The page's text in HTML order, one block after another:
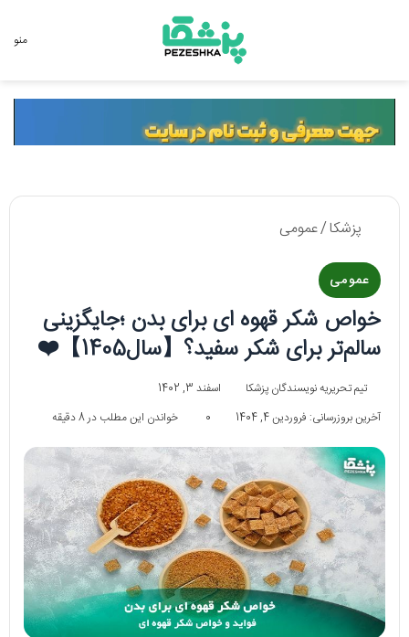
منو
پزشکا/عمومی
عمومی
خواص شکر قهوه ای برای بدن ؛جایگزینی
سالم‌تر برای شکر سفید؟【سال1405】❤️
تیم تحریریه نویسندگان پزشکا
اسفند 3, 1402
آخرین بروزرسانی: فروردین 4, 1404
0 خواندن این مطلب در 8 دقیقه